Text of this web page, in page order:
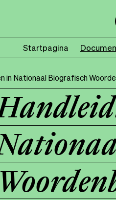
Startpagina
in Nationaal Biografisch